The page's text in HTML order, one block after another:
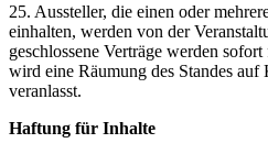
25. Aussteller, die einen oder
einhalten, werden von der
geschlossene Verträge werden
wird eine Räumung des Standes auf
veranlasst.
Haftung für Inhalte